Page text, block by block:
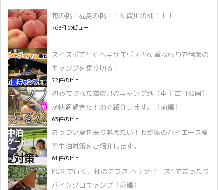
旬の桃！福島の桃！！須賀川の桃！！！
763件のビュー
スイスポで行くヘキサエヴォPro. 重ね張りで猛暑の
キャンプを乗り切る！
72件のビュー
初めて訪れた滋賀県のキャンプ地（中主吉川公園）
が快適過ぎた！ので紹介します。（前編）
63件のビュー
あっつい夏を乗り越えたい！わが家のハイエース夏
車中泊対策をご紹介します。
61件のビュー
PCX で行く、杜のテラス ヘキサイーズ1でまったり
バイクソロキャンプ（前編）